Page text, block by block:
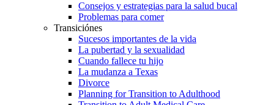
Consejos y estrategias para la salud bucal
Problemas para comer
Transiciónes
Sucesos importantes de la vida
La pubertad y la sexualidad
Cuando fallece tu hijo
La mudanza a Texas
Divorce
Planning for Transition to Adulthood